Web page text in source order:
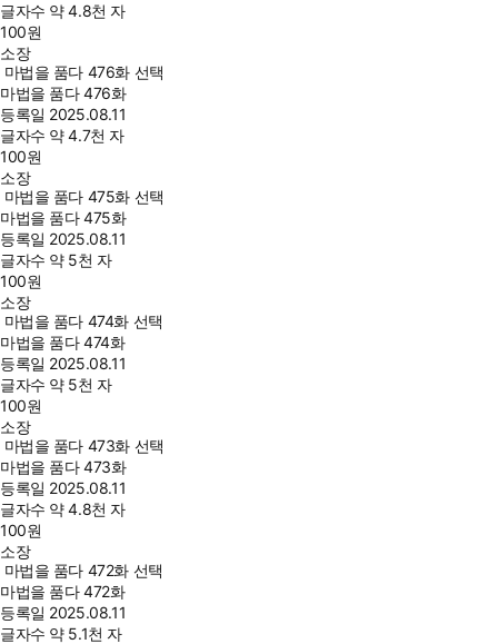
글자수 약 4.8천 자
100원
소장
마법을 품다 476화 선택
마법을 품다 476화
등록일 2025.08.11
글자수 약 4.7천 자
100원
소장
마법을 품다 475화 선택
마법을 품다 475화
등록일 2025.08.11
글자수 약 5천 자
100원
소장
마법을 품다 474화 선택
마법을 품다 474화
등록일 2025.08.11
글자수 약 5천 자
100원
소장
마법을 품다 473화 선택
마법을 품다 473화
등록일 2025.08.11
글자수 약 4.8천 자
100원
소장
마법을 품다 472화 선택
마법을 품다 472화
등록일 2025.08.11
글자수 약 5.1천 자